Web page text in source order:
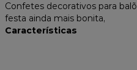
Confetes decorativos para
festa ainda mais bonita,
Características